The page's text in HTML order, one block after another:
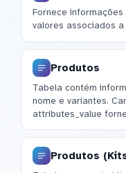
Fornece
valores associados
Produtos
Tabela contém
nome e variantes.
attributes_value
Produtos